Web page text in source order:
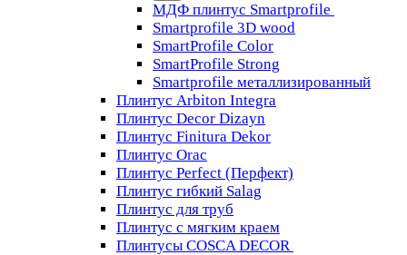
МДФ плинтус Smartprofile
Smartprofile 3D wood
SmartProfile Color
SmartProfile Strong
Smartprofile металлизированный
Плинтус Arbiton Integra
Плинтус Decor Dizayn
Плинтус Finitura Dekor
Плинтус Orac
Плинтус Perfect (Перфект)
Плинтус гибкий Salag
Плинтус для труб
Плинтус с мягким краем
Плинтусы COSCA DECOR